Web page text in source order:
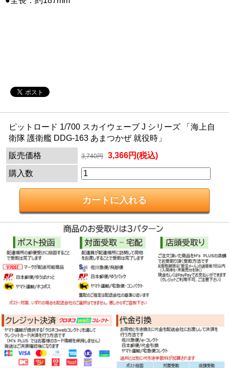
ピットロード 1/700 スカイウェーブ J シリーズ 「海上自
衛隊 護衛艦 DDG-163 あまつかぜ 就役時」
販売価格
3,740円 3,366円(税込)
購入数